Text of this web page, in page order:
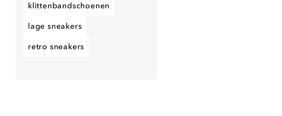
klittenbandschoenen
lage sneakers
retro sneakers